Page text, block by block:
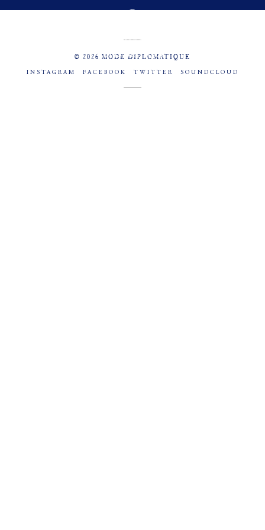
© 2026 MODE DIPLOMATIQUE
INSTAGRAM FACEBOOK TWITTER SOUNDCLOUD